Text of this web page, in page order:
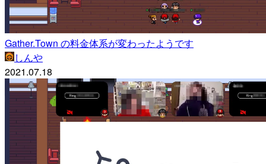
Gather.Town の料金体系が変わったようです
しんや
2021.07.18